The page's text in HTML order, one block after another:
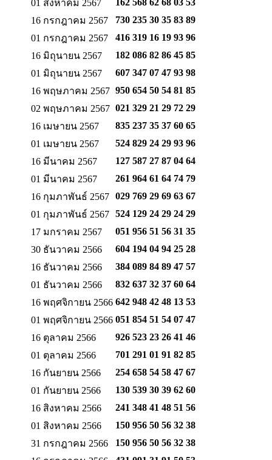
01 สิงหาคม 2567
16 กรกฎาคม 2567
730 235 30 35 83 89
01 กรกฎาคม 2567
416 319 16 19 93 96
16 มิถุนายน 2567
182 086 82 86 45 85
01 มิถุนายน 2567
607 347 07 47 93 98
16 พฤษภาคม 2567 950 654 50 54 81 85
02 พฤษภาคม 2567 021 329 21 29 72 29
16 เมษายน 2567
835 237 35 37 60 65
01 เมษายน 2567
524 829 24 29 93 96
16 มีนาคม 2567
127 587 27 87 04 64
01 มีนาคม 2567
261 964 61 64 74 79
16 กุมภาพันธ์ 2567 029 769 29 69 63 67
01 กุมภาพันธ์ 2567 524 129 24 29 24 29
17 มกราคม 2567
051 956 51 56 31 35
30 ธันวาคม 2566
604 194 04 94 25 28
16 ธันวาคม 2566
384 089 84 89 47 57
01 ธันวาคม 2566
832 637 32 37 60 64
16 พฤศจิกายน 2566 642 948 42 48 13 53
01 พฤศจิกายน 2566 051 854 51 54 07 47
16 ตุลาคม 2566
926 523 23 26 41 46
01 ตุลาคม 2566
701 291 01 91 82 85
16 กันยายน 2566
254 658 54 58 47 67
01 กันยายน 2566
130 539 30 39 62 60
16 สิงหาคม 2566
241 348 41 48 51 56
01 สิงหาคม 2566
150 956 50 56 32 38
31 กรกฎาคม 2566
150 956 50 56 32 38